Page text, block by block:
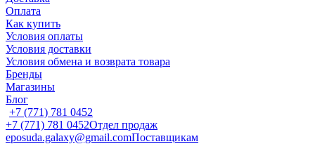
Оплата
Как купить
Условия оплаты
Условия доставки
Условия обмена и возврата товара
Бренды
Магазины
Блог
+7 (771) 781 0452
+7 (771) 781 0452Отдел продаж
eposuda.galaxy@gmail.comПоставщикам